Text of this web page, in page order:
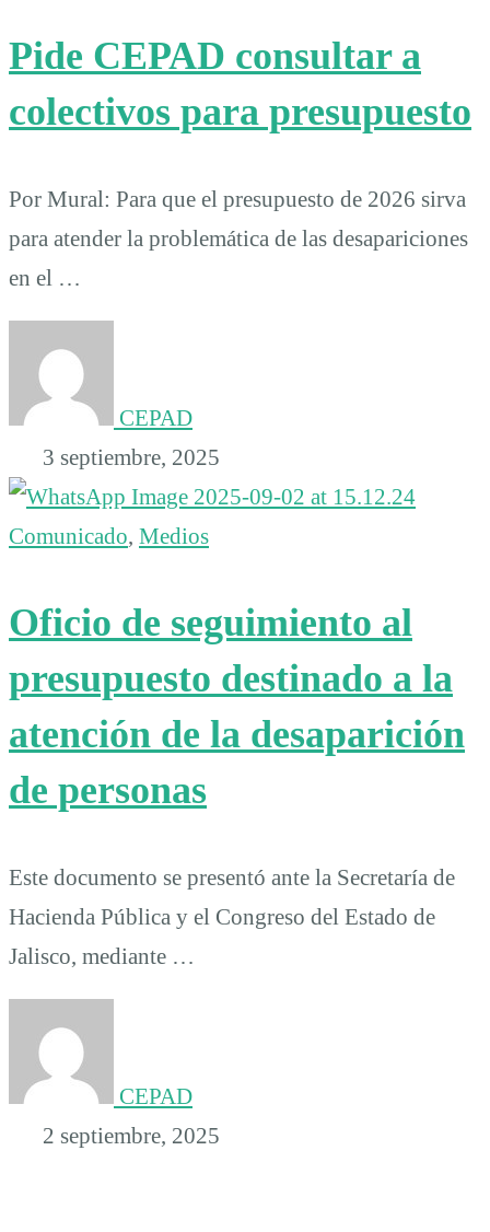
Pide CEPAD consultar a
colectivos para presupuesto
Por Mural: Para que el presupuesto de 2026 sirva
para atender la problemática de las desapariciones
en el …
CEPAD
3 septiembre, 2025
Comunicado, Medios
Oficio de seguimiento al
presupuesto destinado a la
atención de la desaparición
de personas
Este documento se presentó ante la Secretaría de
Hacienda Pública y el Congreso del Estado de
Jalisco, mediante …
CEPAD
2 septiembre, 2025